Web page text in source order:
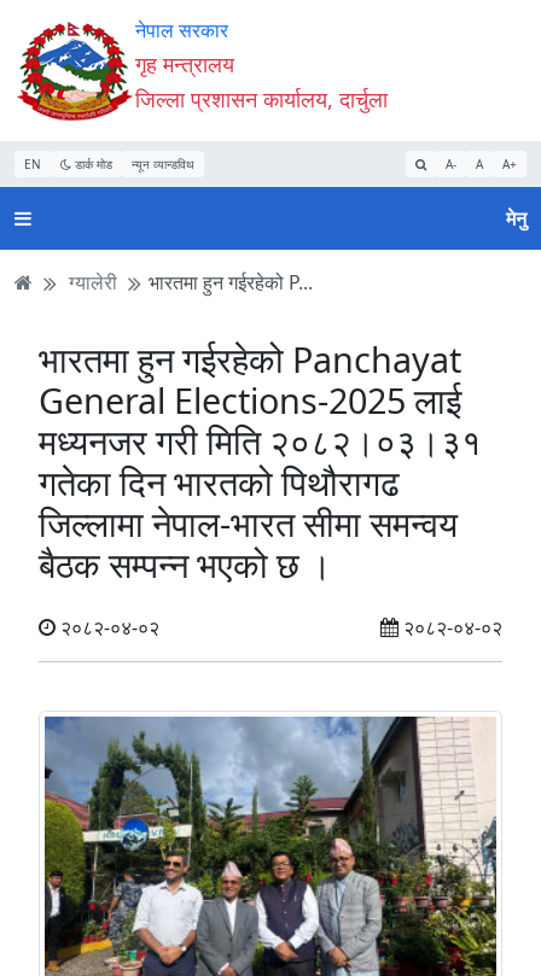
Accessibility
Mode
सुरु
गर्नुहोस्
सामाग्री
पढ्नुहाेस्
नेभिगेसन
पढ्नुहाेस्
वेबसाइट
खोजमा
जानुहोस्
नेपाल सरकार
गृह मन्त्रालय
जिल्ला प्रशासन कार्यालय, दार्चुला
EN डार्क मोड न्यून व्यान्डविथ A- A A+
मेनु
ग्यालेरी भारतमा हुन गईरहेको P...
भारतमा हुन गईरहेको Panchayat
General Elections-2025 लाई
मध्यनजर गरी मिति २०८२।०३।३१
गतेका दिन भारतको पिथौरागढ
जिल्लामा नेपाल-भारत सीमा समन्वय
बैठक सम्पन्न भएको छ ।
२०८२-०४-०२ २०८२-०४-०२